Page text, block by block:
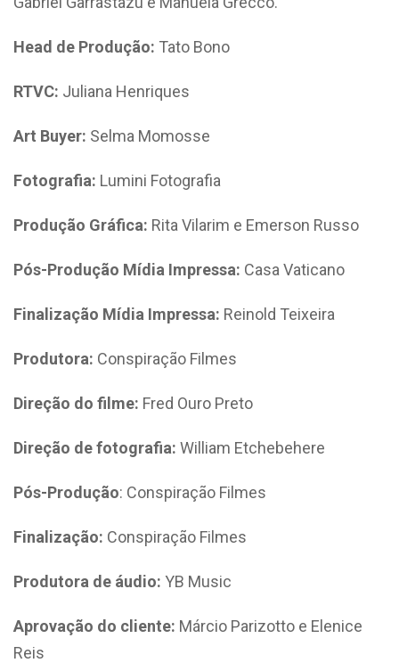
Head de Produção: Tato Bono
RTVC: Juliana Henriques
Art Buyer: Selma Momosse
Fotografia: Lumini Fotografia
Produção Gráfica: Rita Vilarim e Emerson Russo
Pós-Produção Mídia Impressa: Casa Vaticano
Finalização Mídia Impressa: Reinold Teixeira
Produtora: Conspiração Filmes
Direção do filme: Fred Ouro Preto
Direção de fotografia: William Etchebehere
Pós-Produção: Conspiração Filmes
Finalização: Conspiração Filmes
Produtora de áudio: YB Music
Aprovação do cliente: Márcio Parizotto e Elenice
Reis